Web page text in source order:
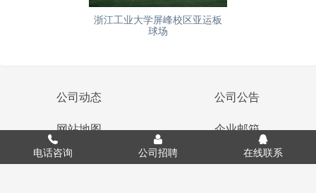
浙江工业大学屏峰校区亚运板
球场
公司动态 公司公告
网站地图 企业邮箱
电话咨询 公司招聘 在线联系